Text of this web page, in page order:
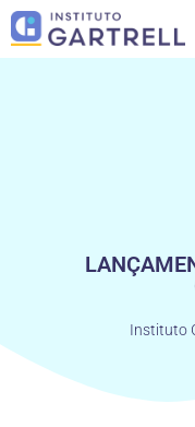
Instituto